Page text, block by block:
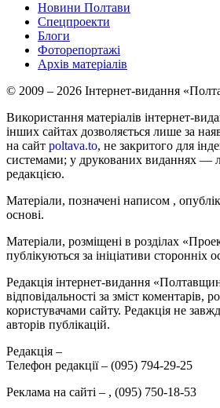
Новини Полтави
Спецпроекти
Блоги
Фоторепортажі
Архів матеріалів
© 2009 – 2026 Інтернет-видання
Використання матеріалів інтернет-
інших сайтах дозволяється лише за
на сайт poltava.to, не закритого для
системами; у друкованих виданнях —
редакцією.
Матеріали, позначені написом ,
основі.
Матеріали, розміщені в розділах
публікуються за ініціативи сторонніх
Редакція інтернет-видання
відповідальності за зміст коментарів,
користувачами сайту. Редакція не
авторів публікацій.
Редакція –
Телефон редакції – (095) 794-29-25
Реклама на сайті – , (095) 750-18-53